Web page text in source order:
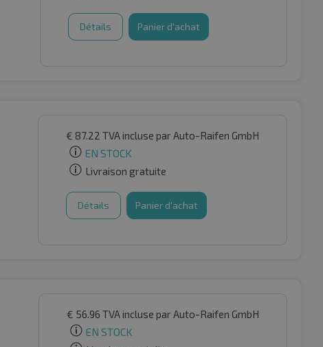
Détails Panier d'achat
€ 87.22 TVA incluse par Auto-Raifen GmbH
EN STOCK
Livraison gratuite
Détails Panier d'achat
€ 56.96 TVA incluse par Auto-Raifen GmbH
EN STOCK